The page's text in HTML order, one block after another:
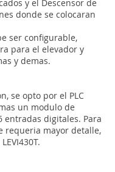
y el Descensor de
donde se colocaran
ser configurable,
para el elevador y
y demas.
se opto por el PLC
un modulo de
entradas digitales. Para
requeria mayor detalle,